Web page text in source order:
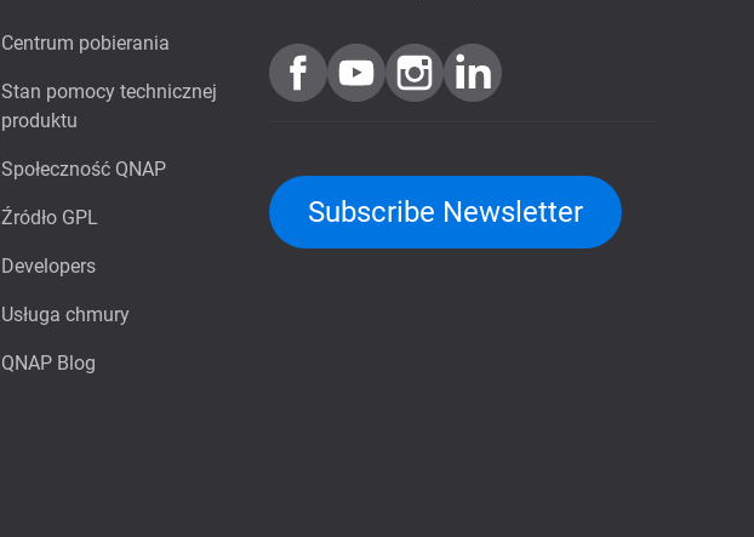
Centrum pobierania
Stan pomocy technicznej
produktu
Społeczność QNAP
Źródło GPL
Developers
Usługa chmury
QNAP Blog
Subscribe Newsletter